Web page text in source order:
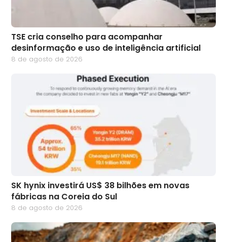
TSE cria conselho para acompanhar
desinformação e uso de inteligência artificial
8 de agosto de 2026
SK hynix investirá US$ 38 bilhões em novas
fábricas na Coreia do Sul
8 de agosto de 2026